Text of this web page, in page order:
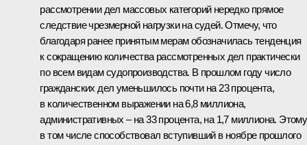
рассмотрении дел массовых категорий нередко прямое
следствие чрезмерной нагрузки на судей. Отмечу, что
благодаря ранее принятым мерам обозначилась тенденция
к сокращению количества рассмотренных дел практически
по всем видам судопроизводства. В прошлом году число
гражданских дел уменьшилось почти на 23 процента,
в количественном выражении на 6,8 миллиона,
административных – на 33 процента, на 1,7 миллиона. Этому
в том числе способствовал вступивший в ноябре прошлого